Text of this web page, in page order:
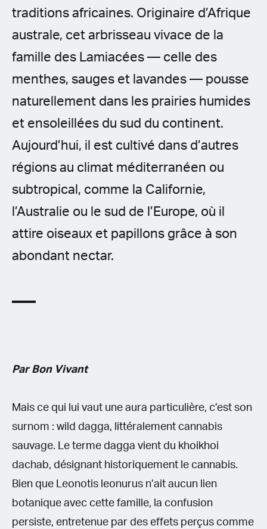
traditions africaines. Originaire d’Afrique
australe, cet arbrisseau vivace de la
famille des Lamiacées — celle des
menthes, sauges et lavandes — pousse
naturellement dans les prairies humides
et ensoleillées du sud du continent.
Aujourd’hui, il est cultivé dans d’autres
régions au climat méditerranéen ou
subtropical, comme la Californie,
l’Australie ou le sud de l’Europe, où il
attire oiseaux et papillons grâce à son
abondant nectar.
Par Bon Vivant
Mais ce qui lui vaut une aura particulière, c’est son
surnom : wild dagga, littéralement cannabis
sauvage. Le terme dagga vient du khoikhoi
dachab, désignant historiquement le cannabis.
Bien que Leonotis leonurus n’ait aucun lien
botanique avec cette famille, la confusion
persiste, entretenue par des effets perçus comme